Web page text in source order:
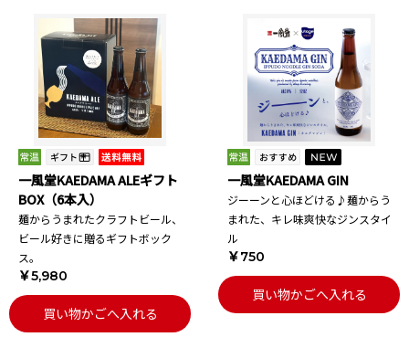
一風堂KAEDAMA ALEギフト
BOX（6本入）
麺からうまれたクラフトビール、
ビール好きに贈るギフトボック
ス。
￥5,980
買い物かごへ入れる
一風堂KAEDAMA GIN
ジーーンと心ほどける♪麺からう
まれた、キレ味爽快なジンスタイ
ル
￥750
買い物かごへ入れる